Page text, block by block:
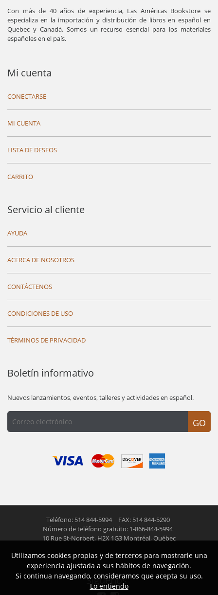
Con más de 40 años de experiencia, Las Américas Bookstore se
especializa en la importación y distribución de libros en español en
Quebec y Canadá. Somos un recurso esencial para los materiales
españoles en el país.
Mi cuenta
CONECTARSE
MI CUENTA
LISTA DE DESEOS
CARRITO
Servicio al cliente
AYUDA
ACERCA DE NOSOTROS
CONTÁCTENOS
CONDICIONES DE USO
TÉRMINOS DE PRIVACIDAD
Boletín informativo
Nuevos lanzamientos, eventos, talleres y actividades en español.
GO
Teléfono: 514 844-5994
FAX: 514 844-5290
Número de teléfono gratuito: 1-866-844-5994
10 Rue St-Norbert, H2X 1G3 Montréal, Québec
© 2026 Las Americas inc. Todos los derechos reservados
Siguenos
Utilizamos cookies propias y de terceros para mostrarle una
experiencia ajustada a sus hábitos de navegación.
Si continua navegando, consideramos que acepta su uso.
Lo entiendo